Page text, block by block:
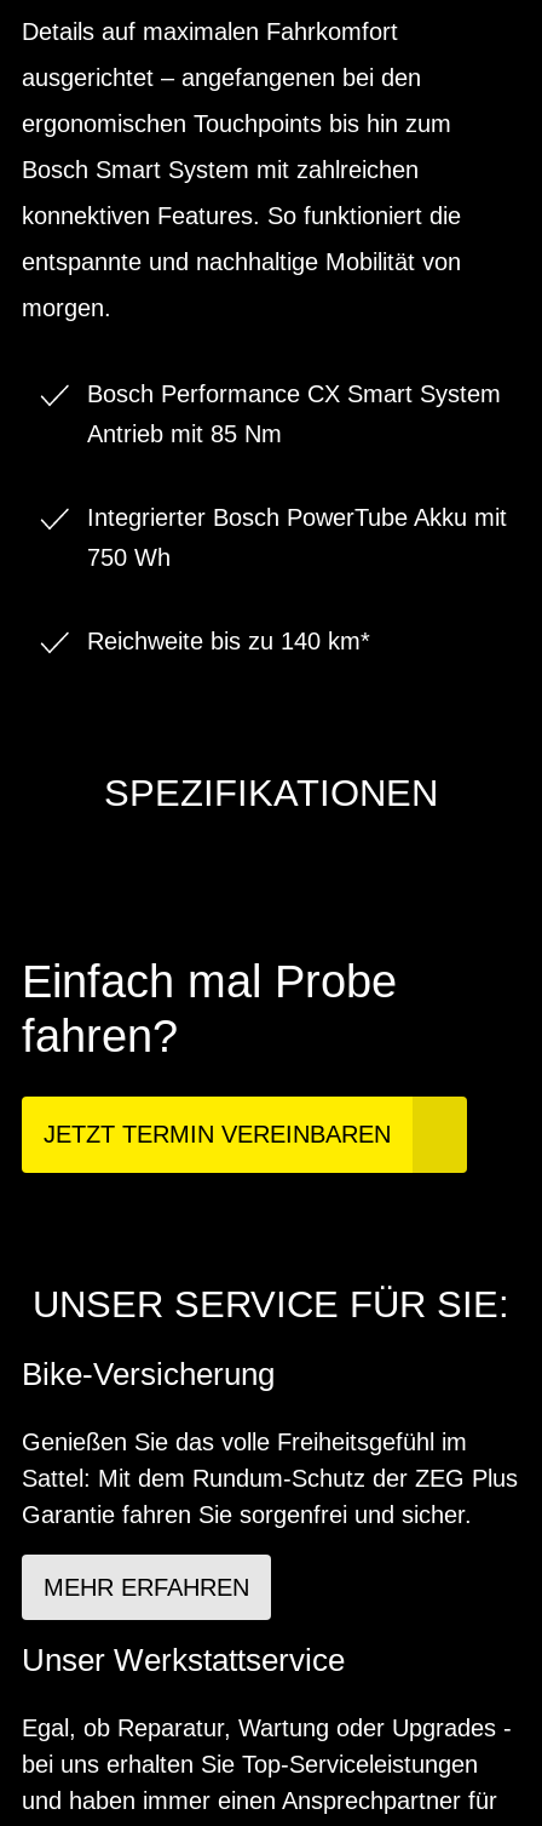
Details auf maximalen Fahrkomfort
ausgerichtet – angefangenen bei den
ergonomischen Touchpoints bis hin zum
Bosch Smart System mit zahlreichen
konnektiven Features. So funktioniert die
entspannte und nachhaltige Mobilität von
morgen.
Bosch Performance CX Smart System
Antrieb mit 85 Nm
Integrierter Bosch PowerTube Akku mit
750 Wh
Reichweite bis zu 140 km*
SPEZIFIKATIONEN
Einfach mal Probe
fahren?
JETZT TERMIN VEREINBAREN
UNSER SERVICE FÜR SIE:
Bike-Versicherung
Genießen Sie das volle Freiheitsgefühl im
Sattel: Mit dem Rundum-Schutz der ZEG Plus
Garantie fahren Sie sorgenfrei und sicher.
MEHR ERFAHREN
Unser Werkstattservice
Egal, ob Reparatur, Wartung oder Upgrades -
bei uns erhalten Sie Top-Serviceleistungen
und haben immer einen Ansprechpartner für